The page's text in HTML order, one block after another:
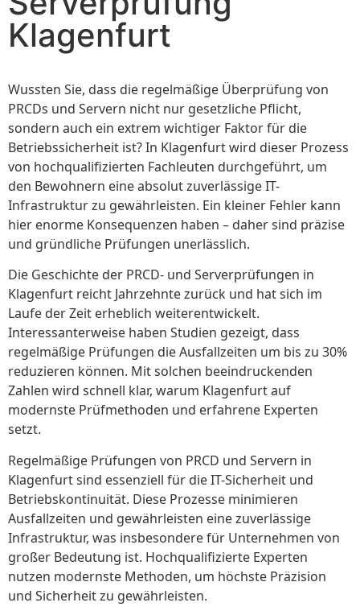
Klagenfurt
Wussten Sie, dass die regelmäßige Überprüfung von
PRCDs und Servern nicht nur gesetzliche Pflicht,
sondern auch ein extrem wichtiger Faktor für die
Betriebssicherheit ist? In Klagenfurt wird dieser Prozess
von hochqualifizierten Fachleuten durchgeführt, um
den Bewohnern eine absolut zuverlässige IT-
Infrastruktur zu gewährleisten. Ein kleiner Fehler kann
hier enorme Konsequenzen haben – daher sind präzise
und gründliche Prüfungen unerlässlich.
Die Geschichte der PRCD- und Serverprüfungen in
Klagenfurt reicht Jahrzehnte zurück und hat sich im
Laufe der Zeit erheblich weiterentwickelt.
Interessanterweise haben Studien gezeigt, dass
regelmäßige Prüfungen die Ausfallzeiten um bis zu 30%
reduzieren können. Mit solchen beeindruckenden
Zahlen wird schnell klar, warum Klagenfurt auf
modernste Prüfmethoden und erfahrene Experten
setzt.
Regelmäßige Prüfungen von PRCD und Servern in
Klagenfurt sind essenziell für die IT-Sicherheit und
Betriebskontinuität. Diese Prozesse minimieren
Ausfallzeiten und gewährleisten eine zuverlässige
Infrastruktur, was insbesondere für Unternehmen von
großer Bedeutung ist. Hochqualifizierte Experten
nutzen modernste Methoden, um höchste Präzision
und Sicherheit zu gewährleisten.